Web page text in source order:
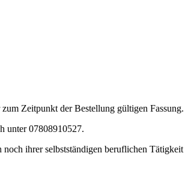
Zeitpunkt der Bestellung gültigen Fassung.
unter 07808910527.
ihrer selbstständigen beruflichen Tätigkeit